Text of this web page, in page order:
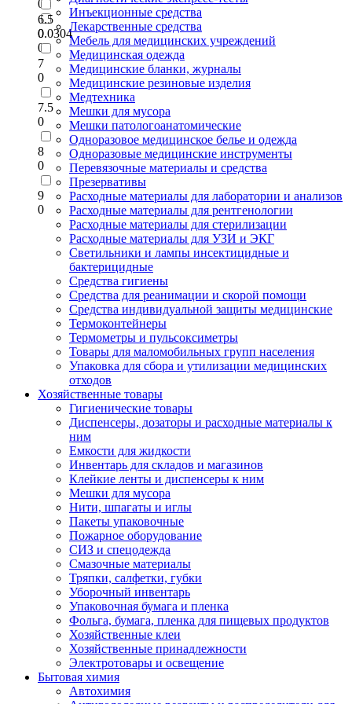
0
0.0304
0
6.5
0
7
0
7.5
0
8
0
9
0
Инъекционные средства
Лекарственные средства
Мебель для медицинских учреждений
Медицинская одежда
Медицинские бланки, журналы
Медицинские резиновые изделия
Медтехника
Мешки для мусора
Мешки патологоанатомические
Одноразовое медицинское белье и одежда
Одноразовые медицинские инструменты
Перевязочные материалы и средства
Презервативы
Расходные материалы для лаборатории и анализов
Расходные материалы для рентгенологии
Расходные материалы для стерилизации
Расходные материалы для УЗИ и ЭКГ
Светильники и лампы инсектицидные и
бактерицидные
Средства гигиены
Средства для реанимации и скорой помощи
Средства индивидуальной защиты медицинские
Термоконтейнеры
Термометры и пульсоксиметры
Товары для маломобильных групп населения
Упаковка для сбора и утилизации медицинских
отходов
Хозяйственные товары
Гигиенические товары
Диспенсеры, дозаторы и расходные материалы к
ним
Емкости для жидкости
Инвентарь для складов и магазинов
Клейкие ленты и диспенсеры к ним
Мешки для мусора
Нити, шпагаты и иглы
Пакеты упаковочные
Пожарное оборудование
СИЗ и спецодежда
Смазочные материалы
Тряпки, салфетки, губки
Уборочный инвентарь
Упаковочная бумага и пленка
Фольга, бумага, пленка для пищевых продуктов
Хозяйственные клеи
Хозяйственные принадлежности
Электротовары и освещение
Бытовая химия
Автохимия